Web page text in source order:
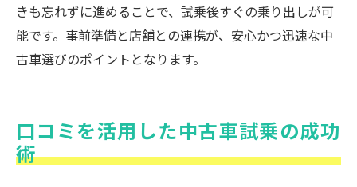
きも忘れずに進めることで、試乗後すぐの乗り出しが可
能です。事前準備と店舗との連携が、安心かつ迅速な中
古車選びのポイントとなります。
口コミを活用した中古車試乗の成功
術